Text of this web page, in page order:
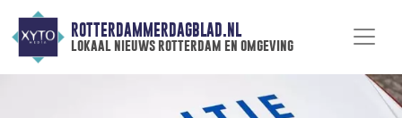
ROTTERDAMMERDAGBLAD.NL
lokaal nieuws rotterdam en omgeving